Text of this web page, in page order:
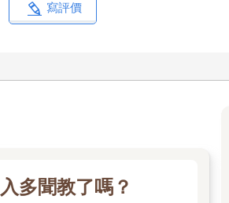
寫評價
多聞教了嗎？